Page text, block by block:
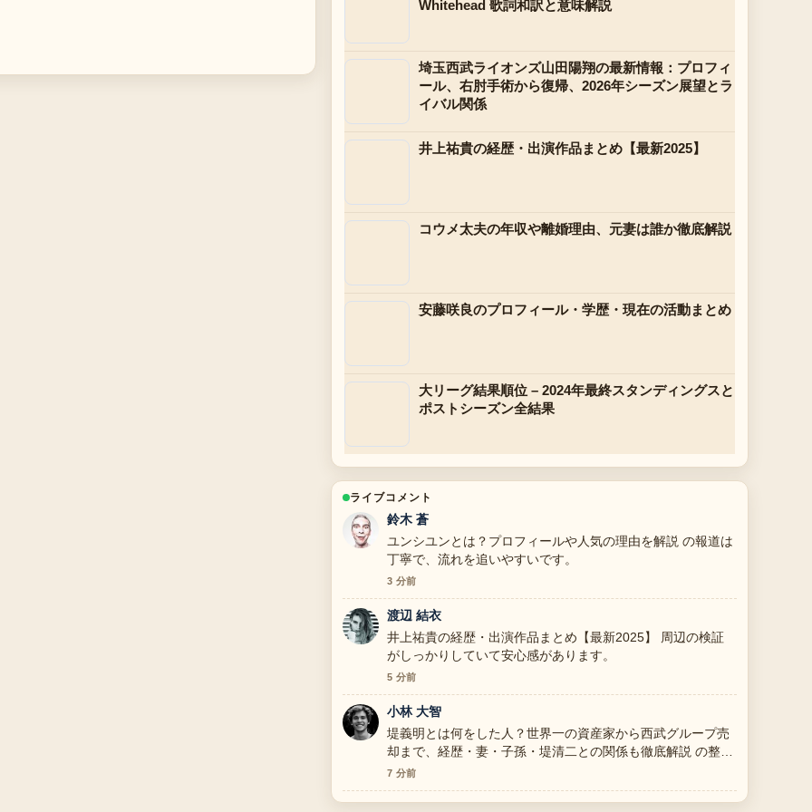
Whitehead 歌詞和訳と意味解説
埼玉西武ライオンズ山田陽翔の最新情報：プロフィ
ール、右肘手術から復帰、2026年シーズン展望とラ
イバル関係
井上祐貴の経歴・出演作品まとめ【最新2025】
コウメ太夫の年収や離婚理由、元妻は誰か徹底解説
安藤咲良のプロフィール・学歴・現在の活動まとめ
大リーグ結果順位 – 2024年最終スタンディングスと
ポストシーズン全結果
ライブコメント
鈴木 蒼
ユンシユンとは？プロフィールや人気の理由を解説 の報道は
丁寧で、流れを追いやすいです。
3 分前
渡辺 結衣
井上祐貴の経歴・出演作品まとめ【最新2025】 周辺の検証
がしっかりしていて安心感があります。
5 分前
小林 大智
堤義明とは何をした人？世界一の資産家から西武グループ売
却まで、経歴・妻・子孫・堤清二との関係も徹底解説 の整理
がとても分かりやすいです。今日の中でも特に読みやすいで
す。
7 分前